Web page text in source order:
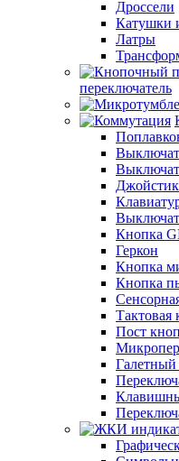
Дроссели
Катушки
Латры
переключатель
Кнопка
Геркон
Кнопка
Кнопка
Тактовая
Пост
Галетный